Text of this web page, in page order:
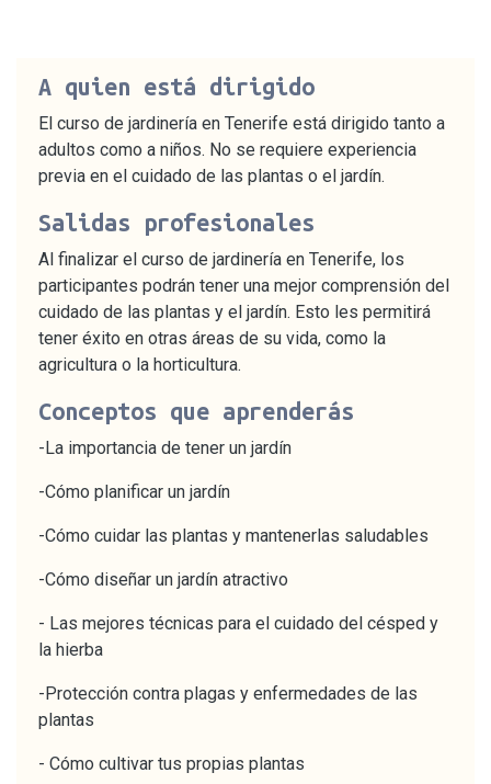
A quien está dirigido
El curso de jardinería en Tenerife está dirigido tanto a
adultos como a niños. No se requiere experiencia
previa en el cuidado de las plantas o el jardín.
Salidas profesionales
Al finalizar el curso de jardinería en Tenerife, los
participantes podrán tener una mejor comprensión del
cuidado de las plantas y el jardín. Esto les permitirá
tener éxito en otras áreas de su vida, como la
agricultura o la horticultura.
Conceptos que aprenderás
-La importancia de tener un jardín
-Cómo planificar un jardín
-Cómo cuidar las plantas y mantenerlas saludables
-Cómo diseñar un jardín atractivo
- Las mejores técnicas para el cuidado del césped y
la hierba
-Protección contra plagas y enfermedades de las
plantas
- Cómo cultivar tus propias plantas